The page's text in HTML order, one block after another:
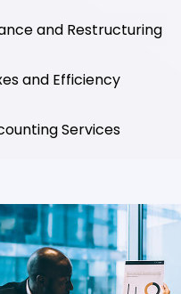
and Restructuring
and Efficiency
Services